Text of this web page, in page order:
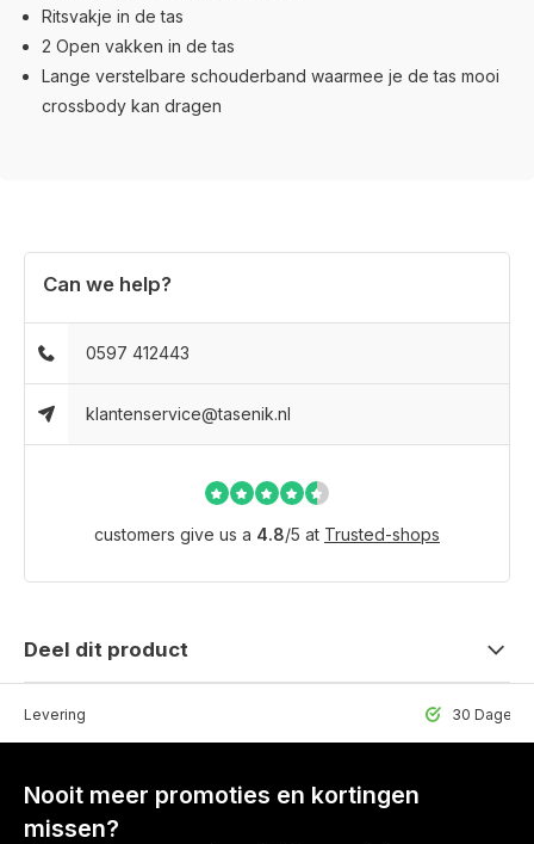
Ritsvakje in de tas
2 Open vakken in de tas
Lange verstelbare schouderband waarmee je de tas mooi
crossbody kan dragen
Can we help?
0597 412443
klantenservice@tasenik.nl
customers give us a 4.8/5 at Trusted-shops
Deel dit product
Levering 30 Dagen
Nooit meer promoties en kortingen
missen?